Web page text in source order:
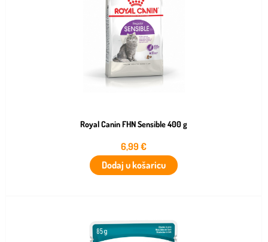
Royal Canin FHN Sensible 400 g
6,99€
Dodaj u košaricu